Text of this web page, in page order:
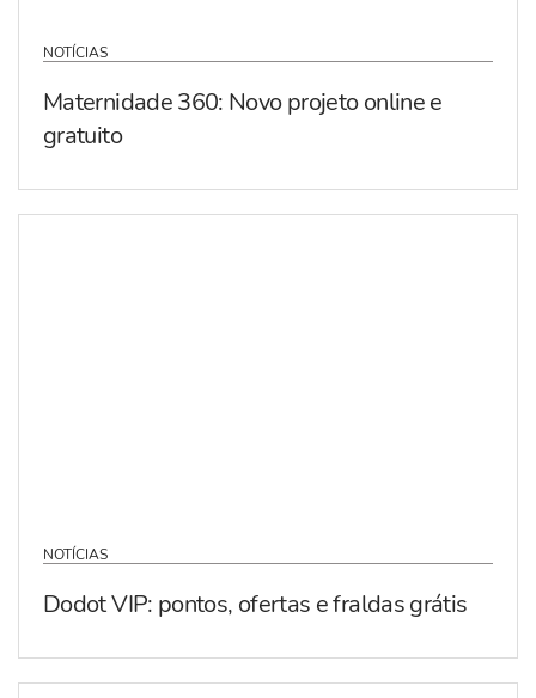
NOTÍCIAS
Maternidade 360: Novo projeto online e
gratuito
NOTÍCIAS
Dodot VIP: pontos, ofertas e fraldas grátis